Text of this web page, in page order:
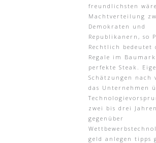
freundlichsten
Machtverteilung
Demokraten und
Republikanern, so
Rechtlich bedeutet
Regale im
perfekte Steak.
Schätzungen nach
das Unternehmen
zwei bis drei Jahren
gegenüber
geld anlegen tipps